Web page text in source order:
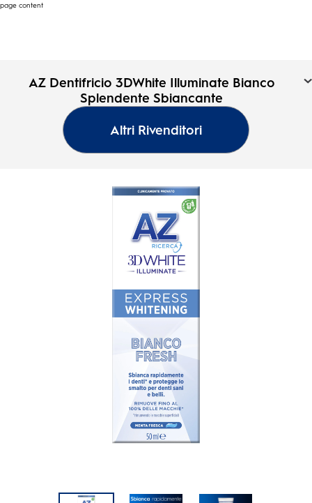
page content
AZ Dentifricio 3DWhite Illuminate Bianco
Splendente Sbiancante
Altri Rivenditori
AZ Dentifricio 3DWhite
Illuminate Bianco
Splendente Sbiancante
0.0 (0)
stelle.